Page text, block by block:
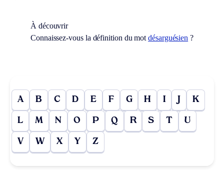
À découvrir
Connaissez-vous la définition du motdésarguésien ?
A B C D E F G H I J K
L M N O P Q R S T U
V W X Y Z